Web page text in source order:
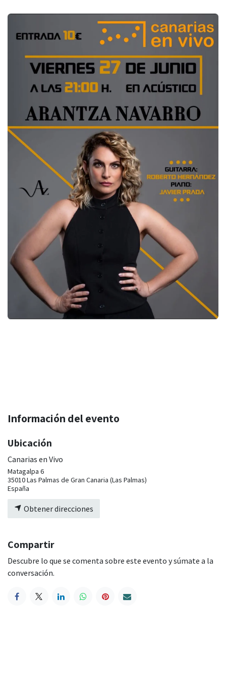
Información del evento
Ubicación
Canarias en Vivo
Matagalpa 6
35010 Las Palmas de Gran Canaria (Las Palmas)
España
Obtener direcciones
Compartir
Descubre lo que se comenta sobre este evento y súmate a la
conversación.